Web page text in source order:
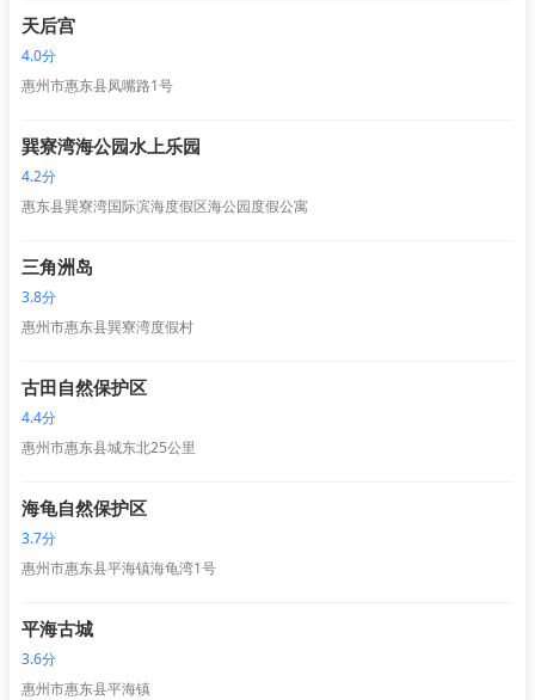
天后宫
4.0分
惠州市惠东县凤嘴路1号
巽寮湾海公园水上乐园
4.2分
惠东县巽寮湾国际滨海度假区海公园度假公寓
三角洲岛
3.8分
惠州市惠东县巽寮湾度假村
古田自然保护区
4.4分
惠州市惠东县城东北25公里
海龟自然保护区
3.7分
惠州市惠东县平海镇海龟湾1号
平海古城
3.6分
惠州市惠东县平海镇